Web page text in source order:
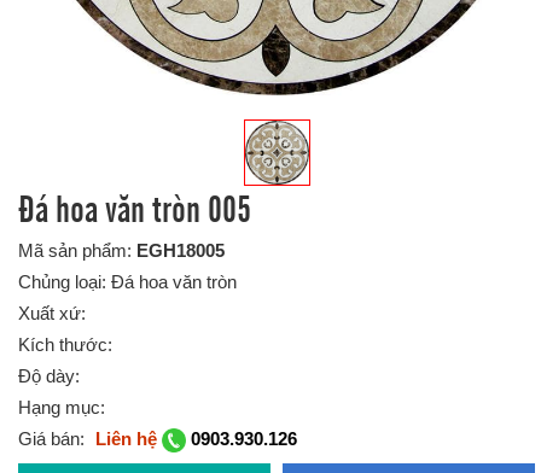
Đá hoa văn tròn 005
Mã sản phẩm: EGH18005
Chủng loại: Đá hoa văn tròn
Xuất xứ:
Kích thước:
Độ dày:
Hạng mục:
Giá bán:
Liên hệ 0903.930.126